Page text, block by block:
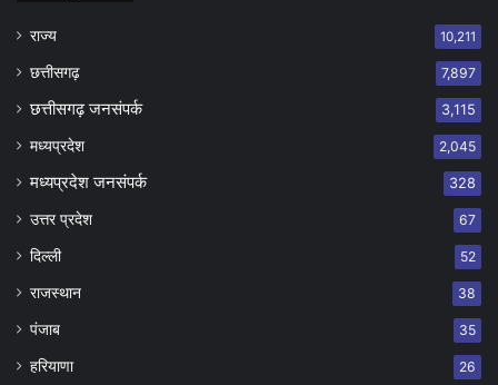
राज्य 10,211
छत्तीसगढ़ 7,897
छत्तीसगढ़ जनसंपर्क 3,115
मध्यप्रदेश 2,045
मध्यप्रदेश जनसंपर्क 328
उत्तर प्रदेश 67
दिल्ली 52
राजस्थान 38
पंजाब 35
हरियाणा 26